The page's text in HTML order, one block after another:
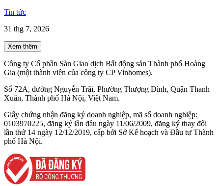
Tin tức
31 thg 7, 2026
Xem thêm
Công ty Cổ phần Sàn Giao dịch Bất động sản Thành phố Hoàng
Gia (một thành viên của công ty CP Vinhomes).
Số 72A, đường Nguyễn Trãi, Phường Thượng Đình, Quận Thanh
Xuân, Thành phố Hà Nội, Việt Nam.
Giấy chứng nhận đăng ký doanh nghiệp, mã số doanh nghiệp:
0103970225, đăng ký lần đầu ngày 11/06/2009, đăng ký thay đổi
lần thứ 14 ngày 12/12/2019, cấp bởi Sở Kế hoạch và Đầu tư Thành
phố Hà Nội.